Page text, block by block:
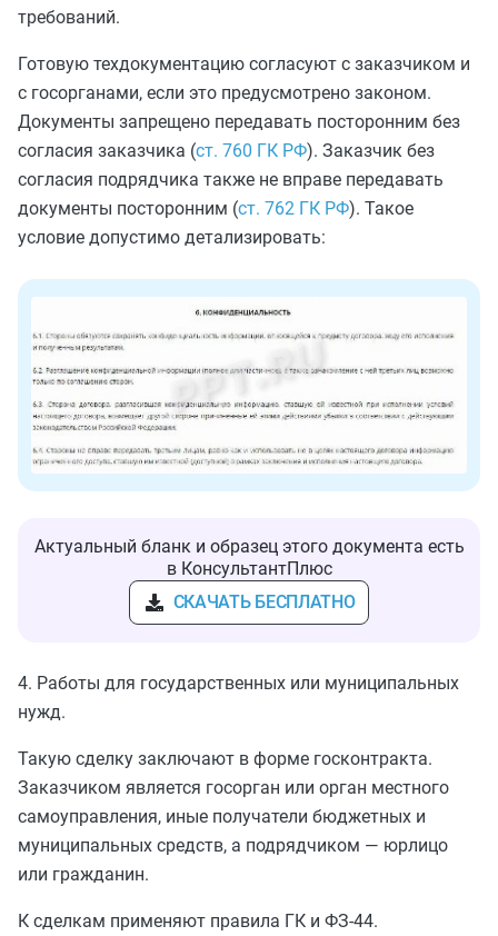
требований.
Готовую техдокументацию согласуют с заказчиком и
с госорганами, если это предусмотрено законом.
Документы запрещено передавать посторонним без
согласия заказчика (ст. 760 ГК РФ). Заказчик без
согласия подрядчика также не вправе передавать
документы посторонним (ст. 762 ГК РФ). Такое
условие допустимо детализировать:
Актуальный бланк и образец этого документа есть
в КонсультантПлюс
СКАЧАТЬ БЕСПЛАТНО
4. Работы для государственных или муниципальных
нужд.
Такую сделку заключают в форме госконтракта.
Заказчиком является госорган или орган местного
самоуправления, иные получатели бюджетных и
муниципальных средств, а подрядчиком — юрлицо
или гражданин.
К сделкам применяют правила ГК и ФЗ-44.